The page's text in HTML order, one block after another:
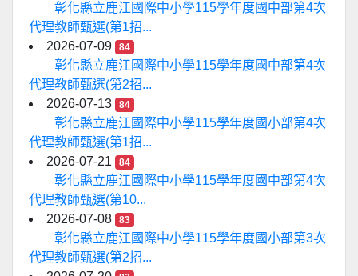
彰化縣立鹿江國際中小學115學年度國中部第4次
代理教師甄選(第1招...
2026-07-09
84
彰化縣立鹿江國際中小學115學年度國中部第4次
代理教師甄選(第2招...
2026-07-13
84
彰化縣立鹿江國際中小學115學年度國小部第4次
代理教師甄選(第1招...
2026-07-21
84
彰化縣立鹿江國際中小學115學年度國中部第4次
代理教師甄選(第10...
2026-07-08
83
彰化縣立鹿江國際中小學115學年度國小部第3次
代理教師甄選(第2招...